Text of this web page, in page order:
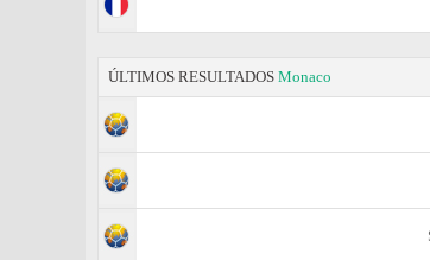
ÚLTIMOS RESULTADOS Monaco